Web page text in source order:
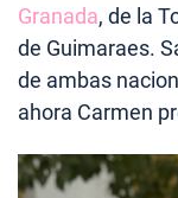
Granada, de la
de Guimaraes.
de ambas
ahora Carmen